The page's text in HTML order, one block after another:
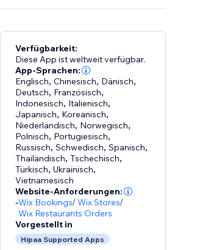
Verfügbarkeit:
Diese App ist weltweit verfügbar.
App-Sprachen:
Englisch,Chinesisch, Dänisch,
Deutsch, Französisch,
Indonesisch, Italienisch,
Japanisch, Koreanisch,
Niederländisch, Norwegisch,
Polnisch, Portugiesisch,
Russisch,Schwedisch,Spanisch,
Thailändisch,Tschechisch,
Türkisch,Ukrainisch,
Vietnamesisch
Website-Anforderungen:
-Wix Bookings/Wix Stores/
Wix Restaurants Orders
Vorgestellt in
Hipaa Supported Apps